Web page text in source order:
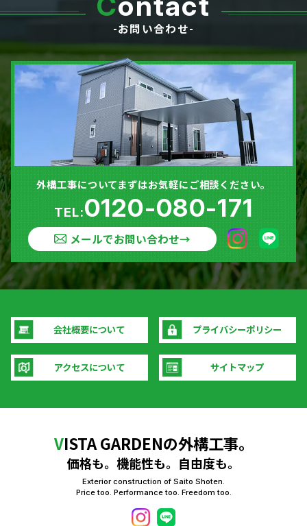
-お問い合わせ-
外構工事についてまずはお気軽にご相談ください。
TEL:0120-080-171
メールでお問い合わせ→
会社概要について プライバシーポリシー
アクセスについて サイトマップ
VISTA GARDENの外構工事。
価格も。機能性も。自由度も。
Exterior construction of Saito Shoten.
Price too. Performance too. Freedom too.